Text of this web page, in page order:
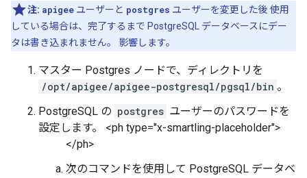
注: apigee ユーザーと postgres ユーザーを変更した後 使用
している場合は、完了するまで PostgreSQL データベースにデー
タは書き込まれません。 影響します。
マスター Postgres ノードで、ディレクトリを
/opt/apigee/apigee-postgresql/pgsql/bin 。
PostgreSQL の postgres ユーザーのパスワードを
設定します。 <ph type="x-smartling-placeholder">
</ph>
次のコマンドを使用して PostgreSQL データベ